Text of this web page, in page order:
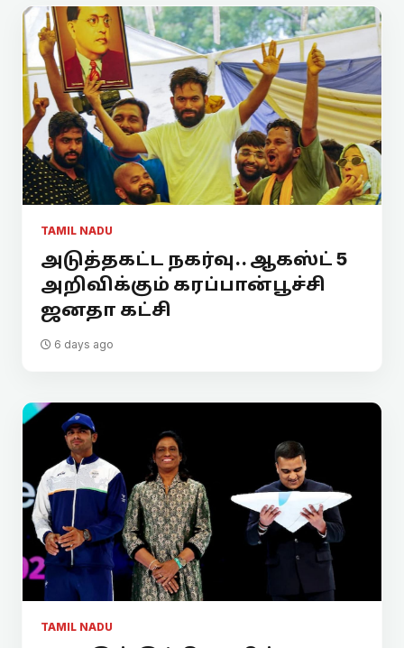
TAMIL NADU
அடுத்தகட்ட நகர்வு.. ஆகஸ்ட் 5
அறிவிக்கும் கரப்பான்பூச்சி
ஜனதா கட்சி
6 days ago
TAMIL NADU